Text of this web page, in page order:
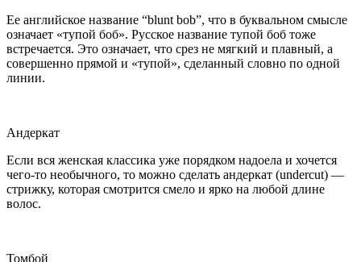
Ее английское название “blunt bob”, что в буквальном смысле
означает «тупой боб». Русское название тупой боб тоже
встречается. Это означает, что срез не мягкий и плавный, а
совершенно прямой и «тупой», сделанный словно по одной
линии.
Андеркат
Если вся женская классика уже порядком надоела и хочется
чего-то необычного, то можно сделать андеркат (undercut) —
стрижку, которая смотрится смело и ярко на любой длине
волос.
Томбой